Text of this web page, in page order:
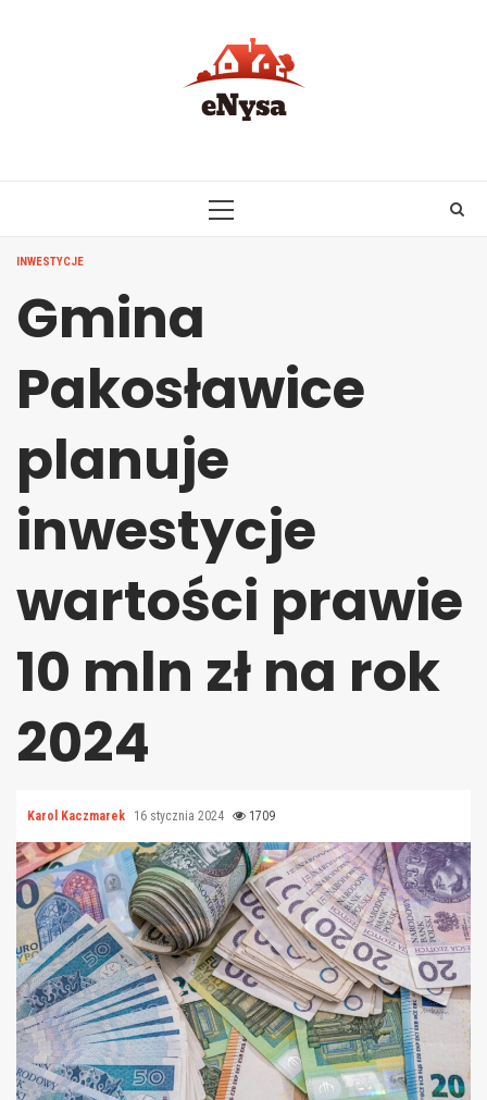
PRIMARY
INWESTYCJE
Gmina
Pakosławice
planuje
inwestycje
wartości prawie
10 mln zł na rok
2024
Karol Kaczmarek 16 stycznia 2024 1709